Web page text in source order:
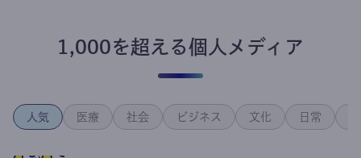
1,000を超える個人メディア
人気 医療 社会 ビジネス 文化 日常